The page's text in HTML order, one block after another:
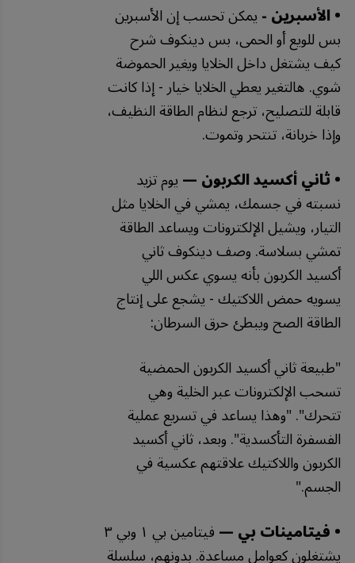
• الأسبرين -يمكن تحسب إن الأسبرين
بس للويع أو الحمى، بس دينكوف شرح
كيف يشتغل داخل الخلايا ويغير الحموضة
شوي. هالتغير يعطي الخلايا خيار - إذا كانت
قابلة للتصليح، ترجع لنظام الطاقة النظيف،
وإذا خربانة، تنتحر وتموت.
• ثاني أكسيد الكربون —يوم تزيد
نسبته في جسمك، يمشي في الخلايا مثل
التيار، ويشيل الإلكترونات ويساعد الطاقة
تمشي بسلاسة. وصف دينكوف ثاني
أكسيد الكربون بأنه يسوي عكس اللي
يسويه حمض اللاكتيك - يشجع على إنتاج
الطاقة الصح ويبطئ حرق السرطان:
"طبيعةثانيأكسيدالكربونالحمضية
تسحبالإلكتروناتعبرالخليةوهي
تتحرك". "وهذايساعدفيتسريععملية
الفسفرةالتأكسدية".وبعد،ثانيأكسيد
الكربونواللاكتيكعلاقتهمعكسيةفي
الجسم."
• فيتامينات بي —
فيتامين بي ١ وبي ٣
يشتغلون كعوامل مساعدة. بدونهم، سلسلة